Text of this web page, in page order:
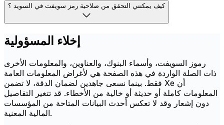
كيف يمكنني التحقق من صلاحية رمز سويفت في السويد ؟
إخلاء المسؤولية
رموز السويفت، وأسماء البنوك، والعناوين، والمعلومات الأخرى
ذات الصلة الواردة في هذه الصفحة هي لأغراض المعلومات العامة
فقط. بينما نسعى جاهدين لضمان الدقة، لا تضمن Xe أن
المعلومات كاملة أو حديثة أو خالية من الأخطاء. قد تتغير التفاصيل
دون إشعار وقد لا تعكس أحدث البيانات المتاحة من المؤسسات
المالية المعنية.